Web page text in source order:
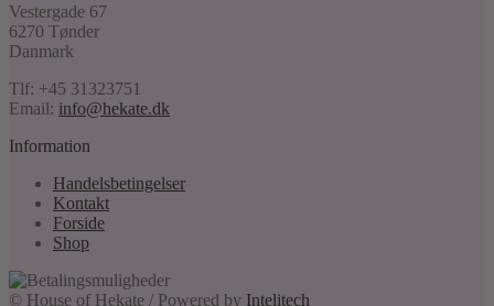
Vestergade 67
6270 Tønder
Danmark
Tlf: +45 31323751
Email: info@hekate.dk
Information
Handelsbetingelser
Kontakt
Forside
Shop
© House of Hekate / Powered by Intelitech